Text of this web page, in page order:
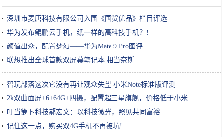
深圳市麦唐科技有限公司入围《国货优品》栏目评选
华为发布鲲鹏云手机，纸一样的高科技手机？!
颜值出众，配置梦幻——华为Mate 9 Pro图评
联想推出全球首款双屏幕笔记本 相当奈斯
智玩部落这次它没有再让观众失望 小米Note标准版评测
2k双曲面屏+6+64G+四摄，配置超三星旗舰，价格低于小米
叮当箩卜科技郝宏文：以科技微光，照见共同富裕
记住这一点，购买双4G手机不再被坑!